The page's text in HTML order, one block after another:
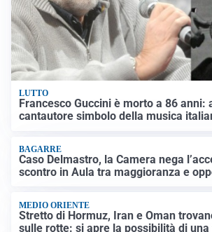
LUTTO
Francesco Guccini è morto a 86 anni:
cantautore simbolo della musica
BAGARRE
Caso Delmastro, la Camera nega
scontro in Aula tra maggioranza e
MEDIO ORIENTE
Stretto di Hormuz, Iran e Oman
sulle rotte: si apre la possibilità di una